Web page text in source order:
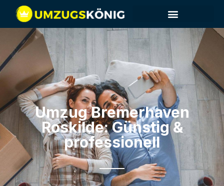
Umzug Bremerhaven​
Roskilde: Günstig &
professionell​